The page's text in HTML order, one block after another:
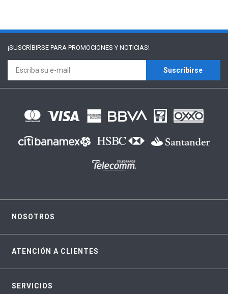
¡SUSCRÍBIRSE PARA PROMOCIONES Y NOTICIAS!
Suscríbirse
NOSOTROS
ATENCIÓN A CLIENTES
SERVICIOS